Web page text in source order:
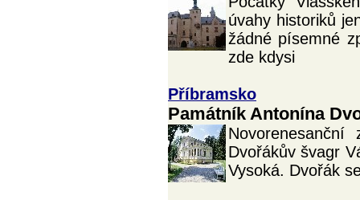
úvahy historiků
žádné písemné
zde kdysi
Příbramsko
Památník Antonína
Dvořákův švagr
Vysoká. Dvořák